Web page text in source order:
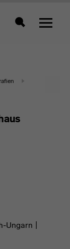
Zeigt
Ungarn |